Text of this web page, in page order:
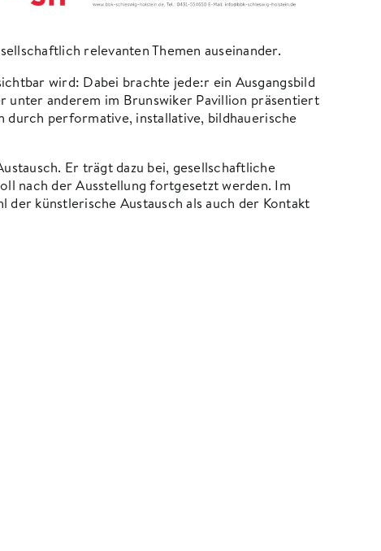
relevanten Themen auseinander.
wird: Dabei brachte jede:r ein Ausgangsbild
unter anderem im Brunswiker Pavillion präsentiert
durch performative, installative, bildhauerische
Er trägt dazu bei, gesellschaftliche
nach der Ausstellung fortgesetzt werden. Im
künstlerische Austausch als auch der Kontakt